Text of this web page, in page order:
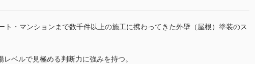
・マンションまで数千件以上の施工に携わってきた外壁（屋根）塗装のス
ベルで見極める判断力に強みを持つ。